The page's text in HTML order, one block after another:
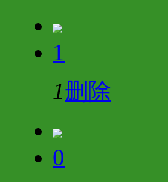
1
1删除
0